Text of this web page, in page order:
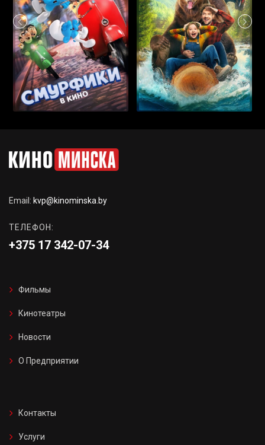
Email: kvp@kinominska.by
ТЕЛЕФОН:
+375 17 342-07-34
Фильмы
Кинотеатры
Новости
О Предприятии
Контакты
Услуги